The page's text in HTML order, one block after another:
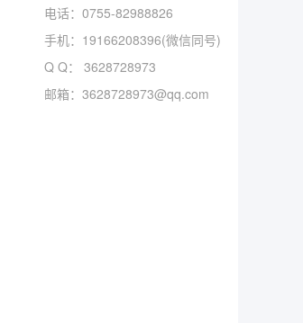
电话：0755-82988826
手机： 19166208396(微信同号)
Q Q： 3628728973
邮箱： 3628728973@qq.com